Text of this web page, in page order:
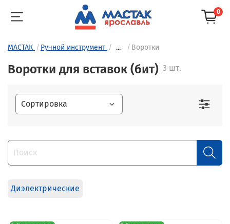
0
МАСТАК Ручной инструмент ... Воротки
Воротки для вставок (бит) 3 шт.
Диэлектрические